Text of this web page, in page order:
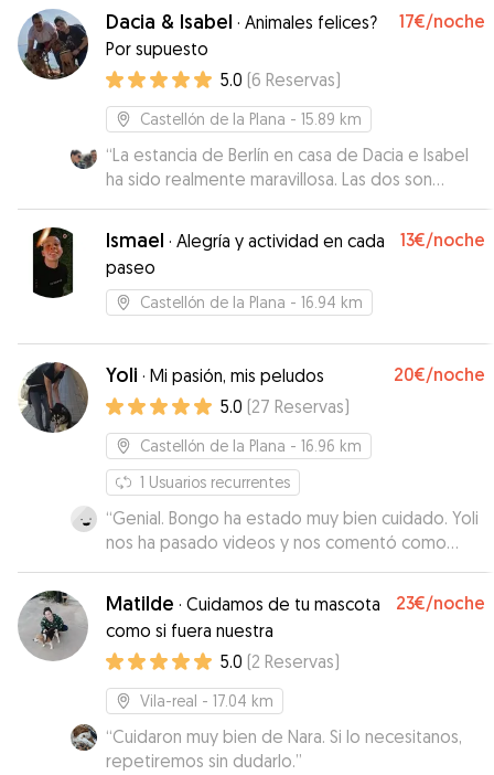
Dacia & Isabel · Animales felices?
Por supuesto
17€/noche
5.0 (6 Reservas)
Castellón de la Plana - 15.89 km
“La estancia de Berlín en casa de Dacia e Isabel
ha sido realmente maravillosa. Las dos son
increíbles, en cuanto a conocimientos,
atenciones y trato y la adaptación con sus
mascotas fue perfecta. Me tuvieron informada
en todo momento de su estado con vídeos y
pude estar supertranquila porque el peludete
repetir, sin duda recurriré a ellas.”
Ismael · Alegría y actividad en cada
paseo
13€/noche
Castellón de la Plana - 16.94 km
Yoli · Mi pasión, mis peludos 20€/noche
5.0 (27 Reservas)
Castellón de la Plana - 16.96 km
1 Usuarios recurrentes
“Genial. Bongo ha estado muy bien cuidado. Yoli
nos ha pasado videos y nos comentó como
estaba.”
Matilde · Cuidamos de tu mascota
como si fuera nuestra
23€/noche
5.0 (2 Reservas)
Vila-real - 17.04 km
“Cuidaron muy bien de Nara. Si lo necesitanos,
repetiremos sin dudarlo.”